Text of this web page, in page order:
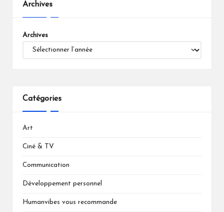
Archives
Archives
Catégories
Art
Ciné & TV
Communication
Développement personnel
Humanvibes vous recommande